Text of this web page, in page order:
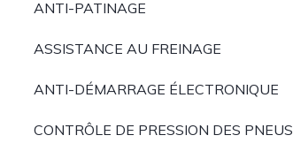
ANTI-PATINAGE
ASSISTANCE AU FREINAGE
ANTI-DÉMARRAGE ÉLECTRONIQUE
CONTRÔLE DE PRESSION DES PNEUS